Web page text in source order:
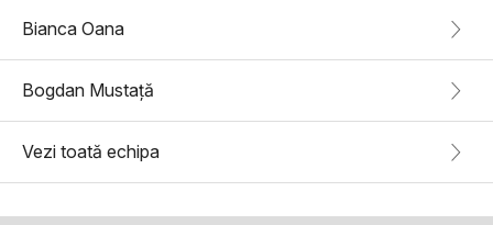
Bianca Oana
Bogdan Mustață
Vezi toată echipa